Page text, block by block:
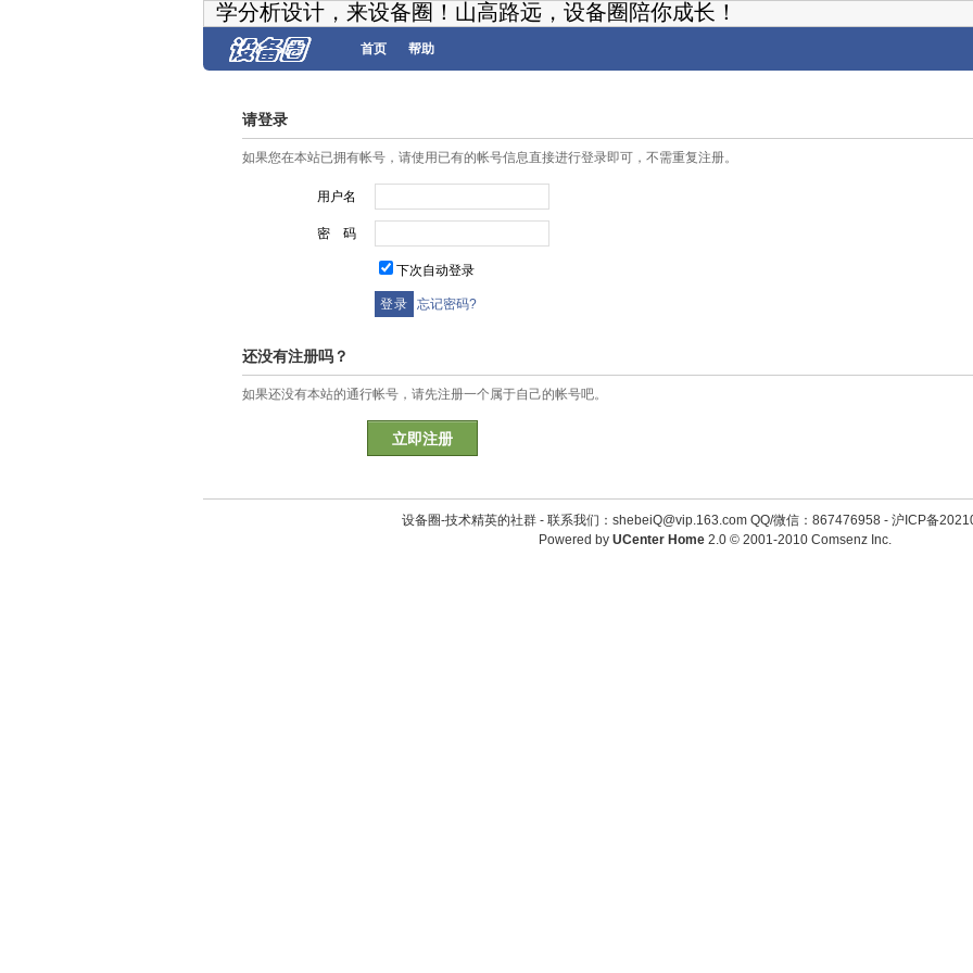
学分析设计，来设备圈！山高路远，设备圈陪你成长！
首页 帮助
请登录
如果您在本站已拥有帐号，请使用已有的帐号信息直接进行登录即可，不需重复注册。
用户名
密 码
下次自动登录
忘记密码?
还没有注册吗？
如果还没有本站的通行帐号，请先注册一个属于自己的帐号吧。
立即注册
设备圈-技术精英的社群 - 联系我们：shebeiQ@vip.163.com QQ/微信：867476958- 沪ICP备
Powered by UCenter Home 2.0© 2001-2010 Comsenz Inc.